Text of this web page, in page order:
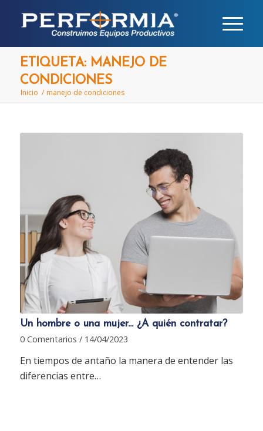
ETIQUETA: MANEJO DE
CONDICIONES
Inicio / manejo de condiciones
Un hombre o una mujer... ¿A quién contratar?
0 Comentarios / 14/04/2023
En tiempos de antaño la manera de entender las
diferencias entre…